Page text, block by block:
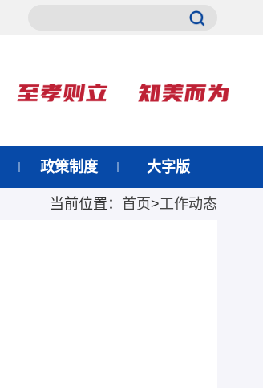
政策制度 大字版
当前位置： 首页>工作动态